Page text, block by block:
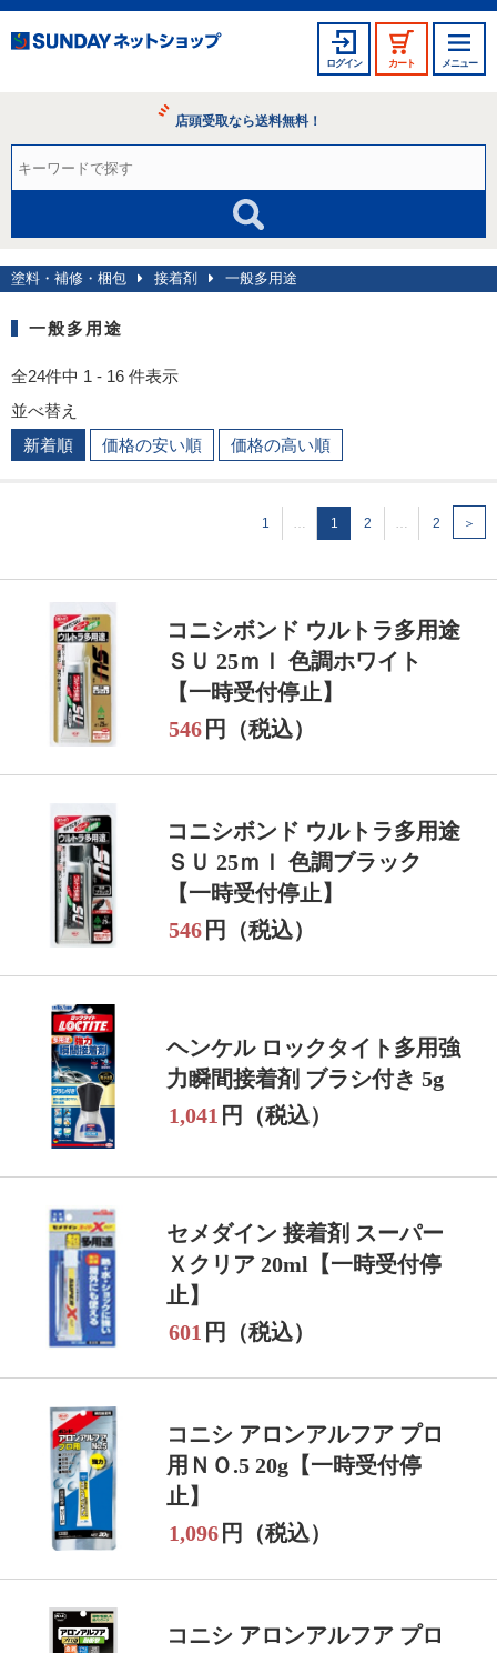
ログイン カート メニュー
店頭受取なら送料無料！
塗料・補修・梱包 接着剤 一般多用途
一般多用途
全24件中 1 - 16 件表示
並べ替え
新着順
価格の安い順 価格の高い順
1 … 1 2 … 2 ＞
コニシボンド ウルトラ多用途
ＳＵ 25ｍｌ 色調ホワイト
【一時受付停止】
546 円（税込）
コニシボンド ウルトラ多用途
ＳＵ 25ｍｌ 色調ブラック
【一時受付停止】
546 円（税込）
ヘンケル ロックタイト多用強
力瞬間接着剤 ブラシ付き 5g
1,041 円（税込）
セメダイン 接着剤 スーパー
Ｘクリア 20ml【一時受付停
止】
601 円（税込）
コニシ アロンアルフア プロ
用ＮＯ.5 20g【一時受付停
止】
1,096 円（税込）
コニシ アロンアルフア プロ